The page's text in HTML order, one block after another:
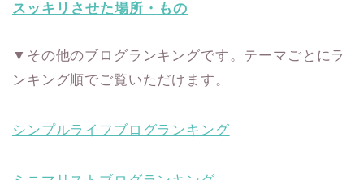
スッキリさせた場所・もの
▼その他のブログランキングです。テーマごとにラ
ンキング順でご覧いただけます。
シンプルライフブログランキング